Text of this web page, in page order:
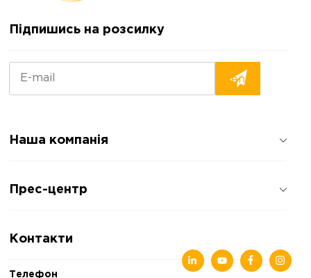
Підпишись на розсилку
Наша компанія
Відгуки про компанію
Прес-центр
Статті
Контакти
Телефон